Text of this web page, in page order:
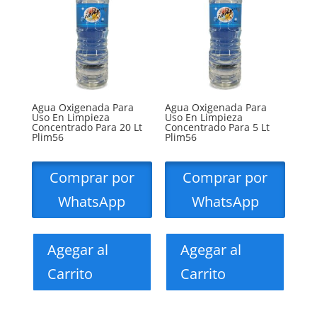
Agua Oxigenada Para
Uso En Limpieza
Concentrado Para 20 Lt
Plim56
Comprar por
WhatsApp
Agegar al
Carrito
Agua Oxigenada Para
Uso En Limpieza
Concentrado Para 5 Lt
Plim56
Comprar por
WhatsApp
Agegar al
Carrito